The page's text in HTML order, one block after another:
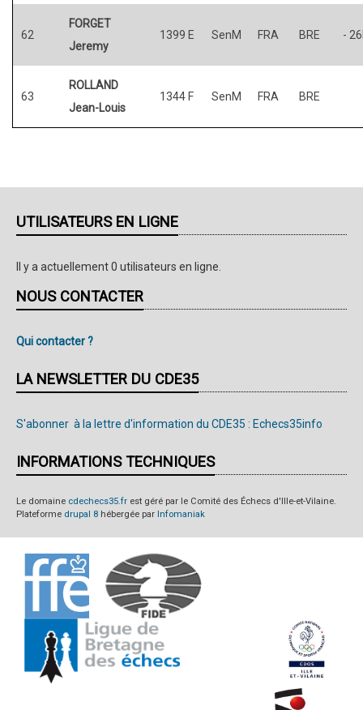
62
FORGET
Jeremy
1399 E SenM FRA BRE -
63
ROLLAND
Jean-Louis
1344 F SenM FRA BRE
UTILISATEURS EN LIGNE
Il y a actuellement 0 utilisateurs en ligne.
NOUS CONTACTER
Qui contacter ?
LA NEWSLETTER DU CDE35
S'abonner à la lettre d'information du CDE35 : Echecs35info
INFORMATIONS TECHNIQUES
Le domaine cdechecs35.fr est géré par le Comité des Échecs d'Ille-et-Vilaine.
Plateforme drupal 8 hébergée par Infomaniak